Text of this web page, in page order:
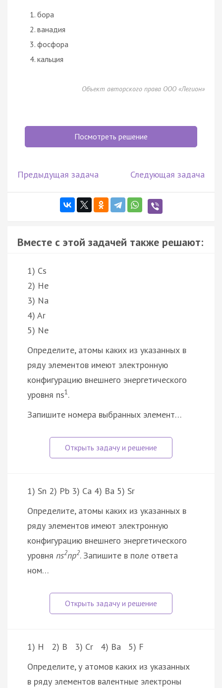
бора
ванадия
фосфора
кальция
Объект авторского права ООО «Легион»
Посмотреть решение
Предыдущая задача Следующая задача
Вместе с этой задачей также решают:
1) Cs
2) He
3) Na
4) Ar
5) Ne
Определите, атомы каких из указанных в
ряду элементов имеют электронную
конфигурацию внешнего энергетического
уровня ns1.
Запишите номера выбранных элемент…
1) Sn 2) Pb 3) Ca 4) Ba 5) Sr
Определите, атомы каких из указанных в
ряду элементов имеют электронную
конфигурацию внешнего энергетического
уровня ns2np2. Запишите в поле ответа
ном…
1) H 2) B 3) Cr 4) Ba 5) F
Определите, у атомов каких из указанных
в ряду элементов валентные электроны